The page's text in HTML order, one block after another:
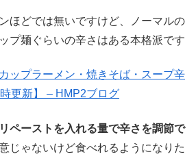
ほどでは無いですけど、ノーマルの
プ麺ぐらいの辛さはある本格派です
ップラーメン・焼きそば・スープ辛
更新】 – HMP2ブログ
ペーストを入れる量で辛さを調節で
じゃないけど食べれるようになりた